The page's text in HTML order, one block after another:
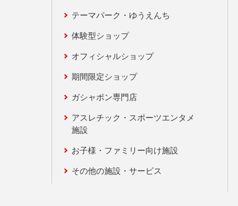
テーマパーク・ゆうえんち
体験型ショップ
オフィシャルショップ
期間限定ショップ
ガシャポン専門店
アスレチック・スポーツエンタメ
施設
お子様・ファミリー向け施設
その他の施設・サービス